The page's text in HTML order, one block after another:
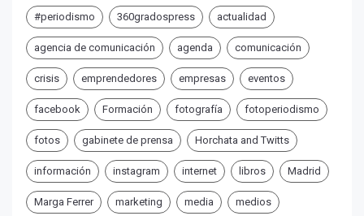
#periodismo 360gradospress actualidad
agencia de comunicación agenda comunicación
crisis emprendedores empresas eventos
facebook Formación fotografía fotoperiodismo
fotos gabinete de prensa Horchata and Twitts
información instagram internet libros Madrid
Marga Ferrer marketing media medios